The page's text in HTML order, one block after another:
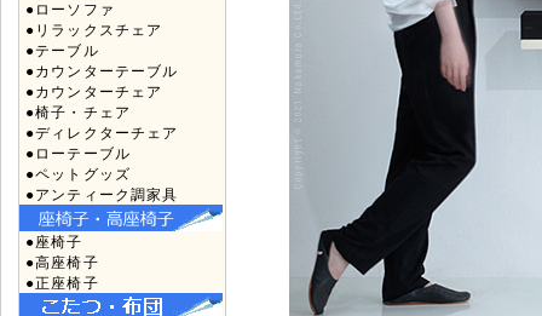
●ローソファ
●リラックスチェア
●テーブル
●カウンターテーブル
●カウンターチェア
●椅子・チェア
●ディレクターチェア
●ローテーブル
●ペットグッズ
●アンティーク調家具
●座椅子
●高座椅子
●正座椅子